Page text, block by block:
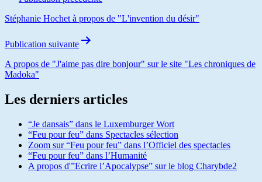
Stéphanie Hochet à propos de "L'invention du désir"
Publication suivante
A propos de "J'aime pas dire bonjour" sur le site "Les chroniques de
Madoka"
Les derniers articles
“Je dansais” dans le Luxemburger Wort
“Feu pour feu” dans Spectacles sélection
Zoom sur “Feu pour feu” dans l’Officiel des spectacles
“Feu pour feu” dans l’Humanité
A propos d'”Ecrire l’Apocalypse” sur le blog Charybde2